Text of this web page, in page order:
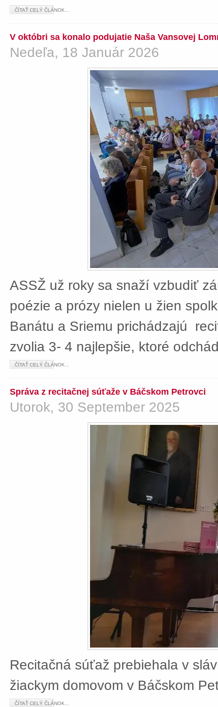
ČÍTAŤ CELÝ ČLÁNOK...
V októbri sa konalo podujatie Naša Vansovej
Nedeľa, 18 Január 2026
ASSŽ už roky sa snaží vzbudiť
poézie a prózy nielen u žien
Banátu a Sriemu prichádzajú
zvolia 3- 4 najlepšie, ktoré
ČÍTAŤ CELÝ ČLÁNOK...
Správa z recitačnej súťaže v Báčskom Petrovci
Utorok, 30 September 2025
Recitačná súťaž prebiehala v
žiackym domovom v Báčskom
ČÍTAŤ CELÝ ČLÁNOK...